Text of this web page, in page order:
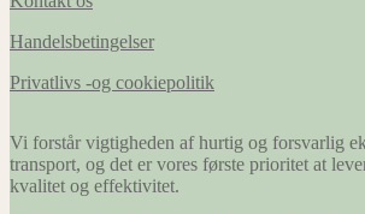
Handelsbetingelser
Privatlivs -og cookiepolitik
Vi forstår vigtigheden af hurtig og forsvarlig
transport, og det er vores første prioritet at
kvalitet og effektivitet.